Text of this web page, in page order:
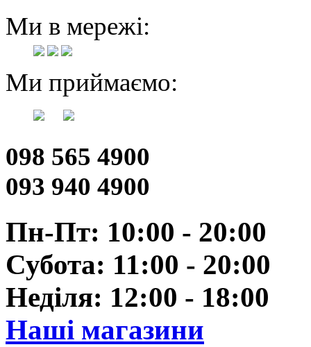
Ми в мережі:
Ми приймаємо:
098 565 4900
093 940 4900
Пн-Пт: 10:00 - 20:00
Субота: 11:00 - 20:00
Неділя: 12:00 - 18:00
Наші магазини